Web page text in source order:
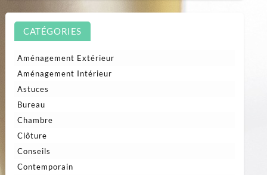
CATÉGORIES
Aménagement Extérieur
Aménagement Intérieur
Astuces
Bureau
Chambre
Clôture
Conseils
Contemporain